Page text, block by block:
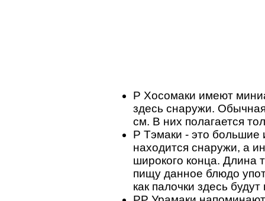
P Хосомаки имеют
здесь снаружи.
см. В них полагается
P Тэмаки - это
находится снаружи, а
широкого конца. Длина
пищу данное блюдо
как палочки здесь